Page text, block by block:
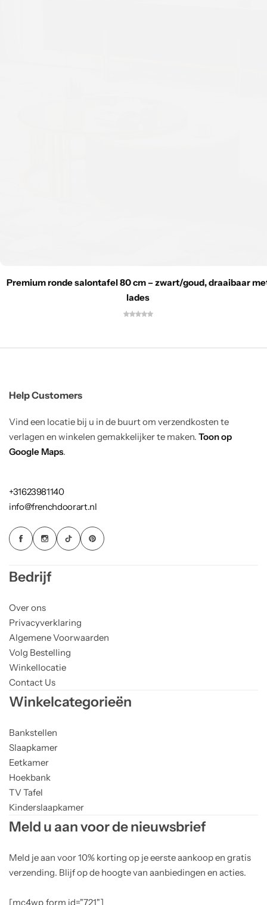
Premium ronde salontafel 80 cm – zwart/goud, draaibaar
lades
Help Customers
Vind een locatie bij u in de buurt om verzendkosten te
verlagen en winkelen gemakkelijker te maken. Toon op
Google Maps.
+31623981140
info@frenchdoorart.nl
Bedrijf
Over ons
Privacyverklaring
Algemene Voorwaarden
Volg Bestelling
Winkellocatie
Contact Us
Winkelcategorieën
Bankstellen
Slaapkamer
Eetkamer
Hoekbank
TV Tafel
Kinderslaapkamer
Meld u aan voor de nieuwsbrief
Meld je aan voor 10% korting op je eerste aankoop en gratis
verzending. Blijf op de hoogte van aanbiedingen en acties.
[mc4wp_form id="721"]